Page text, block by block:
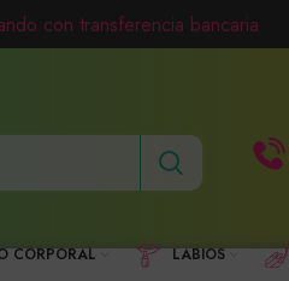
CORPORAL LABIOS
con transferencia bancaria